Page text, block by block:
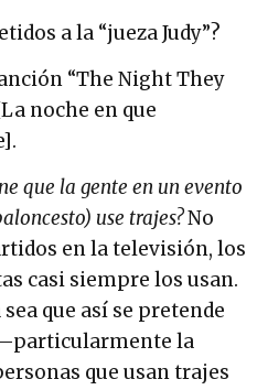
a la “jueza Judy”?
“The Night They
noche en que
que la gente en un evento
use trajes?No
en la televisión, los
casi siempre los usan.
que así se pretende
la
que usan trajes